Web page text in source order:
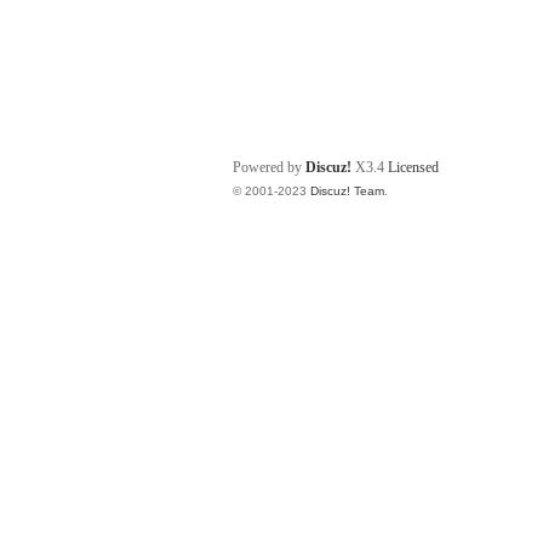
Powered by Discuz! X3.4 Licensed
© 2001-2023 Discuz! Team